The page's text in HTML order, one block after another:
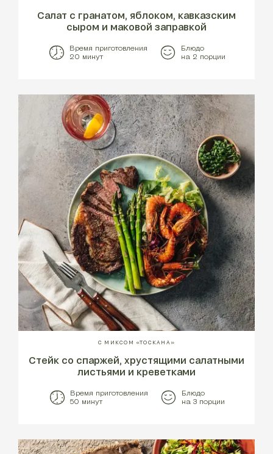
Салат с гранатом, яблоком, кавказским
сыром и маковой заправкой
Время приготовления
20 минут
Блюдо
на 2 порции
С МИКСОМ «ТОСКАНА»
Стейк со спаржей, хрустящими салатными
листьями и креветками
Время приготовления
50 минут
Блюдо
на 3 порции